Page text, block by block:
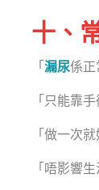
十、
「漏尿係
「只能靠
「做一次
「唔影響